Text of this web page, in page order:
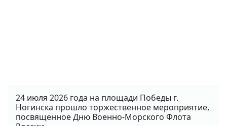
24 июля 2026 года на площади Победы г.
Ногинска прошло торжественное мероприятие,
посвященное Дню Военно-Морского Флота